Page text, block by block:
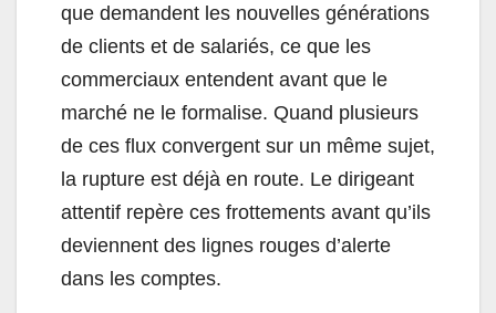
que demandent les nouvelles générations
de clients et de salariés, ce que les
commerciaux entendent avant que le
marché ne le formalise. Quand plusieurs
de ces flux convergent sur un même sujet,
la rupture est déjà en route. Le dirigeant
attentif repère ces frottements avant qu’ils
deviennent des lignes rouges d’alerte
dans les comptes.